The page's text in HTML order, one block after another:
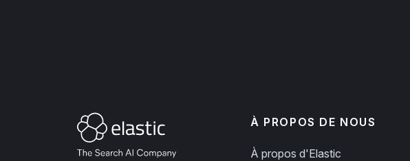
À PROPOS DE NOUS
À propos d'Elastic